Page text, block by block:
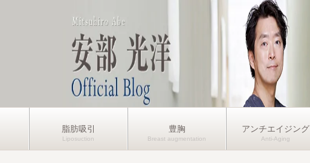
脂肪吸引 豊胸 アンチエイジング